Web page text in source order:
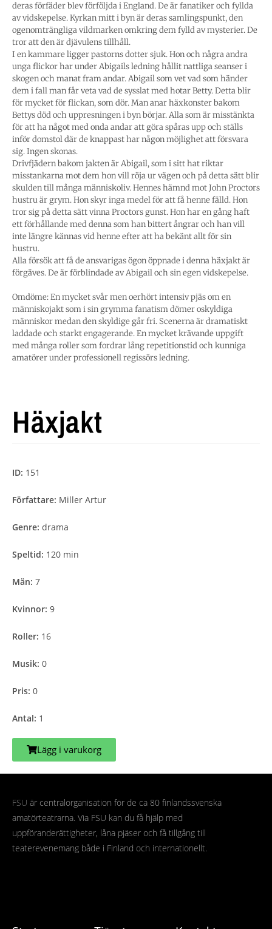
deras förfäder blev förföljda i England. De är fanatiker och fyllda
av vidskepelse. Kyrkan mitt i byn är deras samlingspunkt, den
ogenomträngliga vildmarken omkring dem fylld av mysterier. De
tror att den är djävulens tillhåll.
I en kammare ligger pastorns dotter sjuk. Hon och några andra
unga flickor har under Abigails ledning hållit nattliga seanser i
skogen och manat fram andar. Abigail som vet vad som händer
dem i fall man får veta vad de sysslat med hotar Betty. Detta blir
för mycket för flickan, som dör. Man anar häxkonster bakom
Bettys död och uppresningen i byn börjar. Alla som är misstänkta
för att ha något med onda andar att göra spåras upp och ställs
inför domstol där de knappast har någon möjlighet att försvara
sig. Ingen skonas.
Drivfjädern bakom jakten är Abigail, som i sitt hat riktar
misstankarna mot dem hon vill röja ur vägen och på detta sätt blir
skulden till många människoliv. Hennes hämnd mot John Proctors
hustru är grym. Hon skyr inga medel för att få henne fälld. Hon
tror sig på detta sätt vinna Proctors gunst. Hon har en gång haft
ett förhållande med denna som han bittert ångrar och han vill
inte längre kännas vid henne efter att ha bekänt allt för sin
hustru.
Alla försök att få de ansvarigas ögon öppnade i denna häxjakt är
förgäves. De är förblindade av Abigail och sin egen vidskepelse.
Omdöme: En mycket svår men oerhört intensiv pjäs om en
människojakt som i sin grymma fanatism dömer oskyldiga
människor medan den skyldige går fri. Scenerna är dramatiskt
laddade och starkt engagerande. En mycket krävande uppgift
med många roller som fordrar lång repetitionstid och kunniga
amatörer under professionell regissörs ledning.
Häxjakt
ID: 151
Författare: Miller Artur
Genre: drama
Speltid: 120 min
Män: 7
Kvinnor: 9
Roller: 16
Musik: 0
Pris: 0
Antal: 1
Lägg i varukorg
FSU är centralorganisation för de ca 80 finlandssvenska
amatörteatrarna. Via FSU kan du få hjälp med
uppföranderättigheter, låna pjäser och få tillgång till
teaterevenemang både i Finland och internationellt.